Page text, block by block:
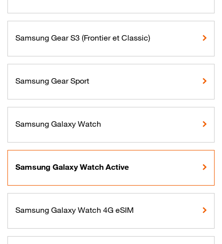
Samsung Gear S3 (Frontier et Classic)
Samsung Gear Sport
Samsung Galaxy Watch
Samsung Galaxy Watch Active
Samsung Galaxy Watch 4G eSIM